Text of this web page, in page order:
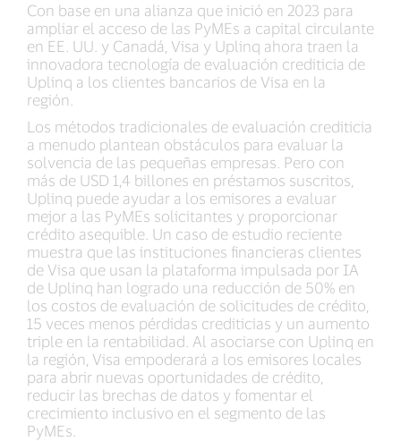
Con base en una alianza que inició en 2023 para
ampliar el acceso de las PyMEs a capital circulante
en EE. UU. y Canadá, Visa y Uplinq ahora traen la
innovadora tecnología de evaluación crediticia de
Uplinq a los clientes bancarios de Visa en la
región.
Los métodos tradicionales de evaluación crediticia
a menudo plantean obstáculos para evaluar la
solvencia de las pequeñas empresas. Pero con
más de USD 1,4 billones en préstamos suscritos,
Uplinq puede ayudar a los emisores a evaluar
mejor a las PyMEs solicitantes y proporcionar
crédito asequible. Un caso de estudio reciente
muestra que las instituciones financieras clientes
de Visa que usan la plataforma impulsada por IA
de Uplinq han logrado una reducción de 50% en
los costos de evaluación de solicitudes de crédito,
15 veces menos pérdidas crediticias y un aumento
triple en la rentabilidad. Al asociarse con Uplinq en
la región, Visa empoderará a los emisores locales
para abrir nuevas oportunidades de crédito,
reducir las brechas de datos y fomentar el
crecimiento inclusivo en el segmento de las
PyMEs.